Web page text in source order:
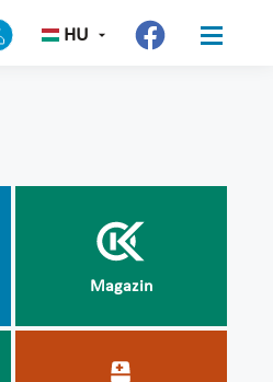
HU
Magazin